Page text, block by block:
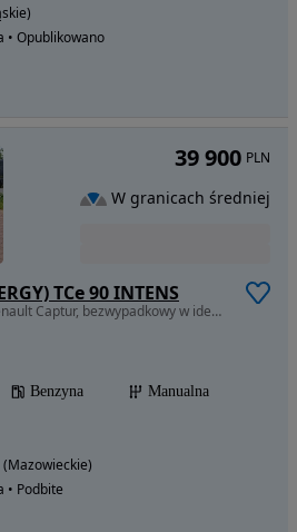
• Opublikowano
TCe 90 INTENS
898 cm3 • 90 KM • Piękny Renault Captur, bezwypadkowy w idealnym stanie
Benzyna
Manualna
• Podbite
39 900 PLN
W granicach średniej